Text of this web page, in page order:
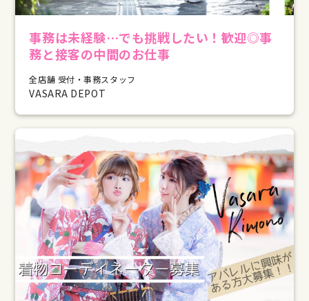
事務は未経験…でも挑戦したい！歓迎◎事
務と接客の中間のお仕事
全店舗 受付・事務スタッフ
VASARA DEPOT